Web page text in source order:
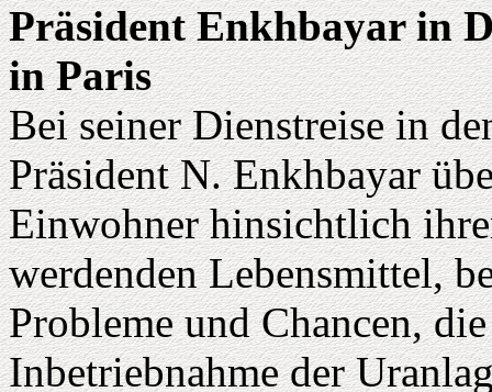
Präsident Enkhbayar in
in Paris
Bei seiner Dienstreise in
Präsident N. Enkhbayar
Einwohner hinsichtlich
werdenden Lebensmittel,
Probleme und Chancen,
Inbetriebnahme der